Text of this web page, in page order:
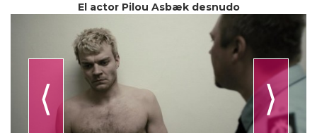
El actor Pilou Asbæk desnudo
⟨ ⟩